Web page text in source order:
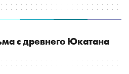
с древнего Юкатана